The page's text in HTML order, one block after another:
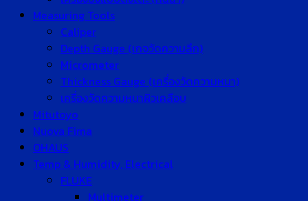
Measuring Tools
Caliper
Depth Gauge (เกจวัดความลึก)
Micrometer
Thickness Gauge (เครื่องวัดความหนา)
เครื่องวัดความหนาผิวเคลือบ
Mitutoyo
Nuova Fima
OHAUS
Temp & Humidity, Electrical
FLUKE
Multimeter